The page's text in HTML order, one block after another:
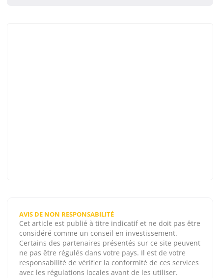
AVIS DE NON RESPONSABILITÉ
Cet article est publié à titre indicatif et ne doit pas être
considéré comme un conseil en investissement.
Certains des partenaires présentés sur ce site peuvent
ne pas être régulés dans votre pays. Il est de votre
responsabilité de vérifier la conformité de ces services
avec les régulations locales avant de les utiliser.